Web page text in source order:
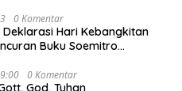
0 Komentar
Hari Kebangkitan
Buku Soemitro
& Simposium Nasional
0 Komentar
God, Tuhan